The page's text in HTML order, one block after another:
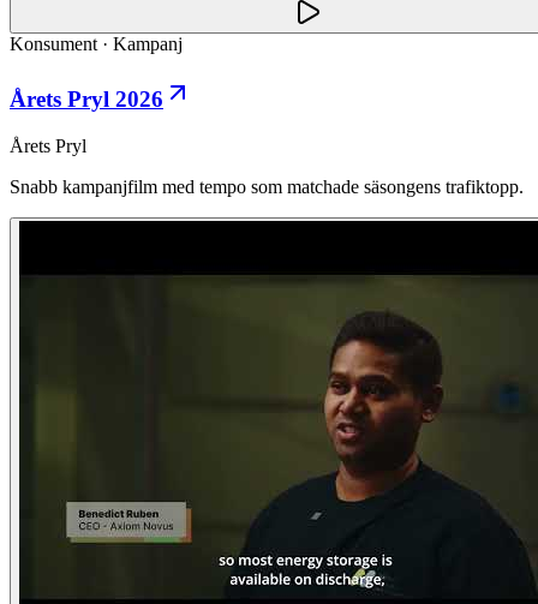
Konsument · Kampanj
Årets Pryl 2026
Årets Pryl
Snabb kampanjfilm med tempo som matchade säsongens trafiktopp.